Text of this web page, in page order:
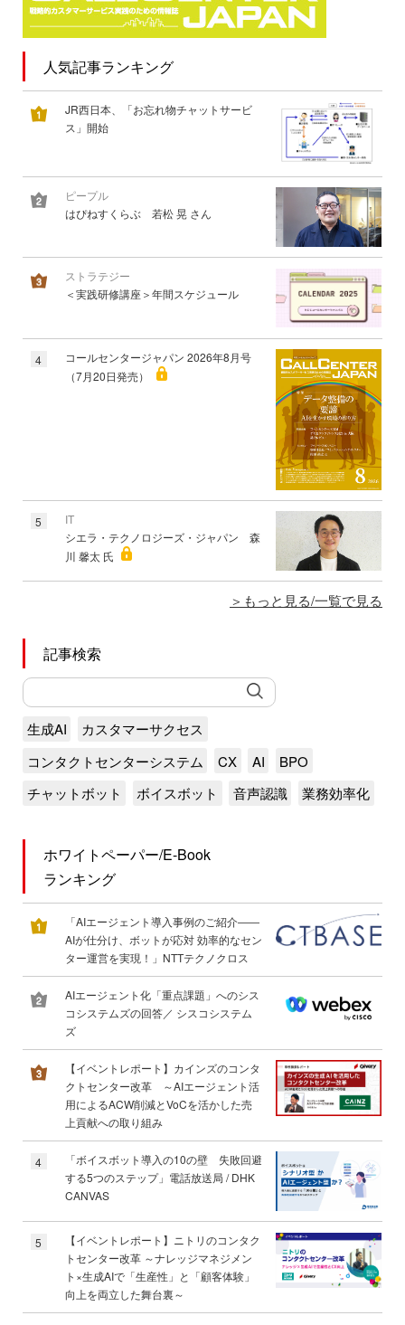
人気記事ランキング
JR西日本、「お忘れ物チャットサービ
ス」開始
ピープル
はぴねすくらぶ 若松 晃 さん
ストラテジー
＜実践研修講座＞年間スケジュール
4
コールセンタージャパン 2026年8月号
（7月20日発売）
5
IT
シエラ・テクノロジーズ・ジャパン 森
川 馨太 氏
もっと見る/一覧で見る
記事検索
生成AI
カスタマーサクセス
コンタクトセンターシステム
CX AI
BPO
チャットボット
ボイスボット 音声認識 業務効率化
ホワイトペーパー/E-Book
ランキング
「AIエージェント導入事例のご紹介――
AIが仕分け、ボットが応対 効率的なセン
ター運営を実現！」NTTテクノクロス
AIエージェント化「重点課題」へのシス
コシステムズの回答／ シスコシステム
ズ
【イベントレポート】カインズのコンタ
クトセンター改革 ～AIエージェント活
用によるACW削減とVoCを活かした売
上貢献への取り組み
4
「ボイスボット導入の10の壁 失敗回避
する5つのステップ」電話放送局 / DHK
CANVAS
5
【イベントレポート】ニトリのコンタク
トセンター改革 ～ナレッジマネジメン
ト×生成AIで「生産性」と「顧客体験」
向上を両立した舞台裏～